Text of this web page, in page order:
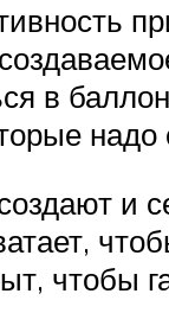
в
и
чтобы